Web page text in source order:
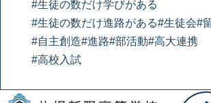
#生徒の数だけ学びがある
#生徒の数だけ進路がある#生徒会#
#自主創造#進路#部活動#高大連携
#高校入試